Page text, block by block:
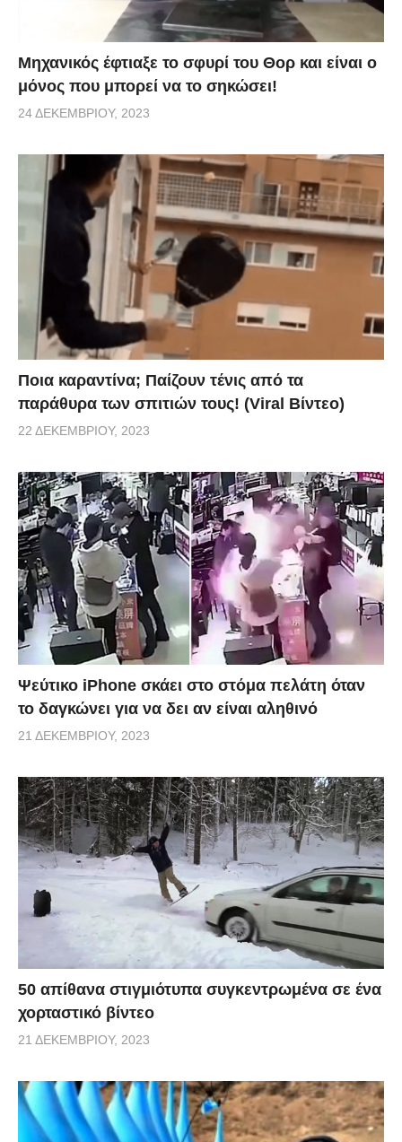
Μηχανικός έφτιαξε το σφυρί του Θορ και είναι ο
μόνος που μπορεί να το σηκώσει!
24 ΔΕΚΕΜΒΡΊΟΥ, 2023
Ποια καραντίνα; Παίζουν τένις από τα
παράθυρα των σπιτιών τους! (Viral Βίντεο)
22 ΔΕΚΕΜΒΡΊΟΥ, 2023
Ψεύτικο iPhone σκάει στο στόμα πελάτη όταν
το δαγκώνει για να δει αν είναι αληθινό
21 ΔΕΚΕΜΒΡΊΟΥ, 2023
50 απίθανα στιγμιότυπα συγκεντρωμένα σε ένα
χορταστικό βίντεο
21 ΔΕΚΕΜΒΡΊΟΥ, 2023